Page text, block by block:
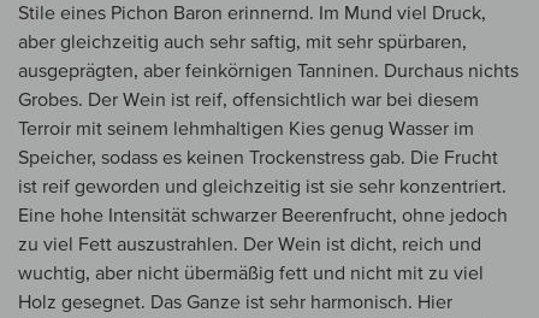
Stile eines Pichon Baron erinnernd. Im Mund viel Druck,
aber gleichzeitig auch sehr saftig, mit sehr spürbaren,
ausgeprägten, aber feinkörnigen Tanninen. Durchaus nichts
Grobes. Der Wein ist reif, offensichtlich war bei diesem
Terroir mit seinem lehmhaltigen Kies genug Wasser im
Speicher, sodass es keinen Trockenstress gab. Die Frucht
ist reif geworden und gleichzeitig ist sie sehr konzentriert.
Eine hohe Intensität schwarzer Beerenfrucht, ohne jedoch
zu viel Fett auszustrahlen. Der Wein ist dicht, reich und
wuchtig, aber nicht übermäßig fett und nicht mit zu viel
Holz gesegnet. Das Ganze ist sehr harmonisch. Hier